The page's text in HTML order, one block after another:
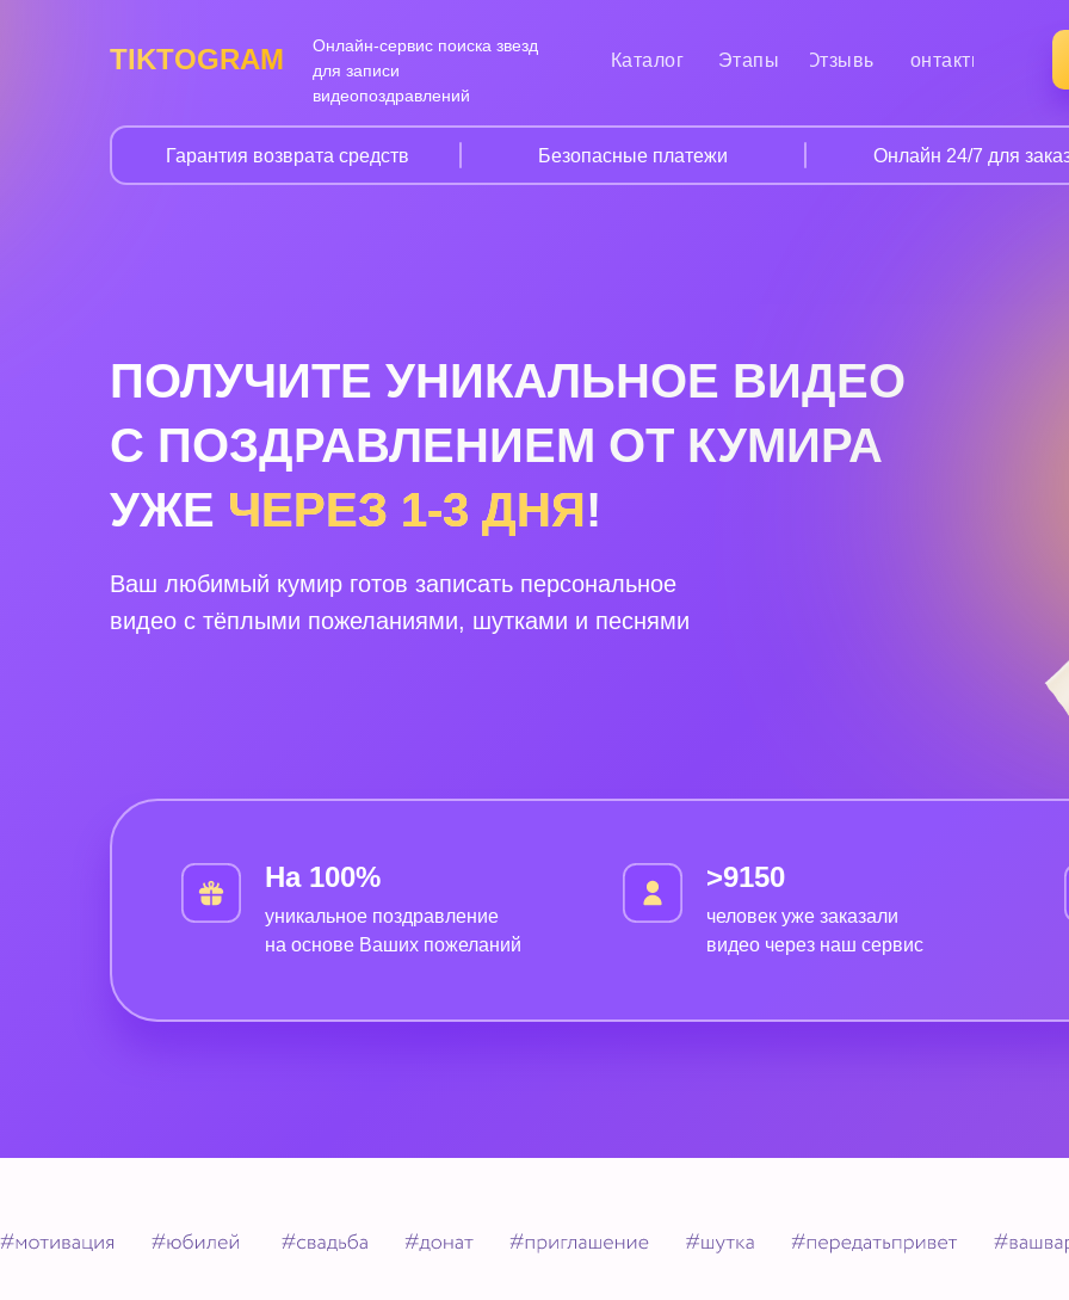
TIKTOGRAM
Ваш любимый кумир готов записать персональное
видео с тёплыми пожеланиями, шутками и песнями
Онлайн-сервис поиска звезд
для записи
видеопоздравлений
ПОЛУЧИТЕ УНИКАЛЬНОЕ ВИДЕО
С ПОЗДРАВЛЕНИЕМ ОТ КУМИРА
УЖЕ ЧЕРЕЗ 1-3 ДНЯ!
Контакты
Каталог Этапы Отзывы
Безопасные платежи Онлайн 24/7 для
Гарантия возврата средств
уникальное поздравление
на основе Ваших пожеланий
На 100%
человек уже заказали
видео через наш сервис
>9150